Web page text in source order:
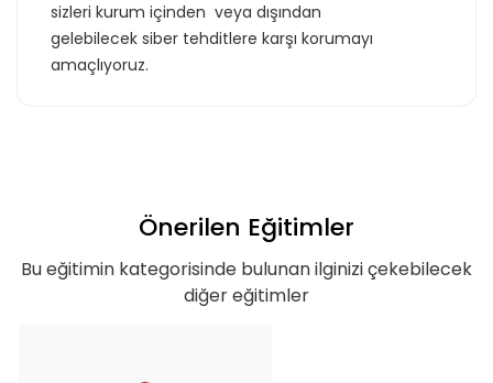
sizleri kurum içinden veya dışından
gelebilecek siber tehditlere karşı korumayı
amaçlıyoruz.
Önerilen Eğitimler
Bu eğitimin kategorisinde bulunan ilginizi çekebilecek
diğer eğitimler